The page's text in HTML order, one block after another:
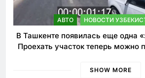
АВТО НОВОСТИ
В Ташкенте появилась еще одна
Проехать участок теперь можно
SHOW MORE